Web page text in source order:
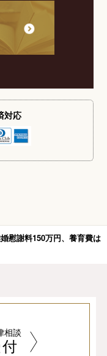
対応
慰謝料150万円、養育費は
相談